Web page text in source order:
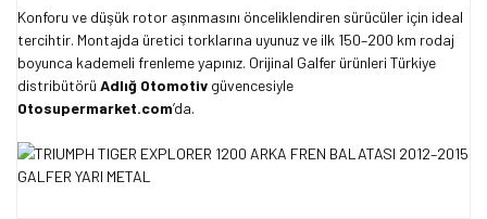
Konforu ve düşük rotor aşınmasını önceliklendiren sürücüler için ideal
tercihtir. Montajda üretici torklarına uyunuz ve ilk 150–200 km rodaj
boyunca kademeli frenleme yapınız. Orijinal Galfer ürünleri Türkiye
distribütörü Adlığ Otomotiv güvencesiyle
Otosupermarket.com’da.